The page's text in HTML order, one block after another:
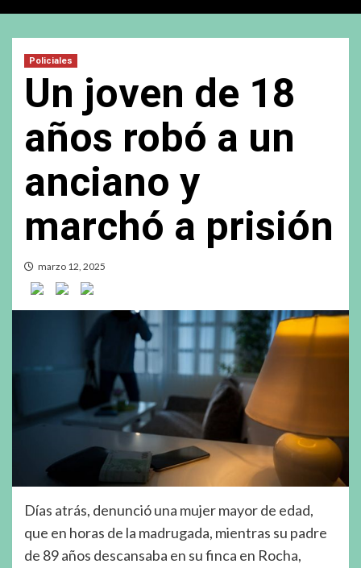
Policiales
Un joven de 18
años robó a un
anciano y
marchó a prisión
marzo 12, 2025
Días atrás, denunció una mujer mayor de edad,
que en horas de la madrugada, mientras su padre
de 89 años descansaba en su finca en Rocha,